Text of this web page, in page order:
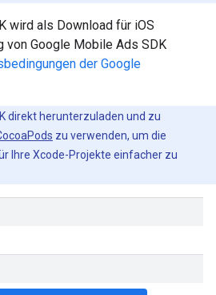
wird als Download für iOS
von Google Mobile Ads SDK
der Google
direkt herunterzuladen und zu
zu verwenden, um die
Ihre Xcode-Projekte einfacher zu